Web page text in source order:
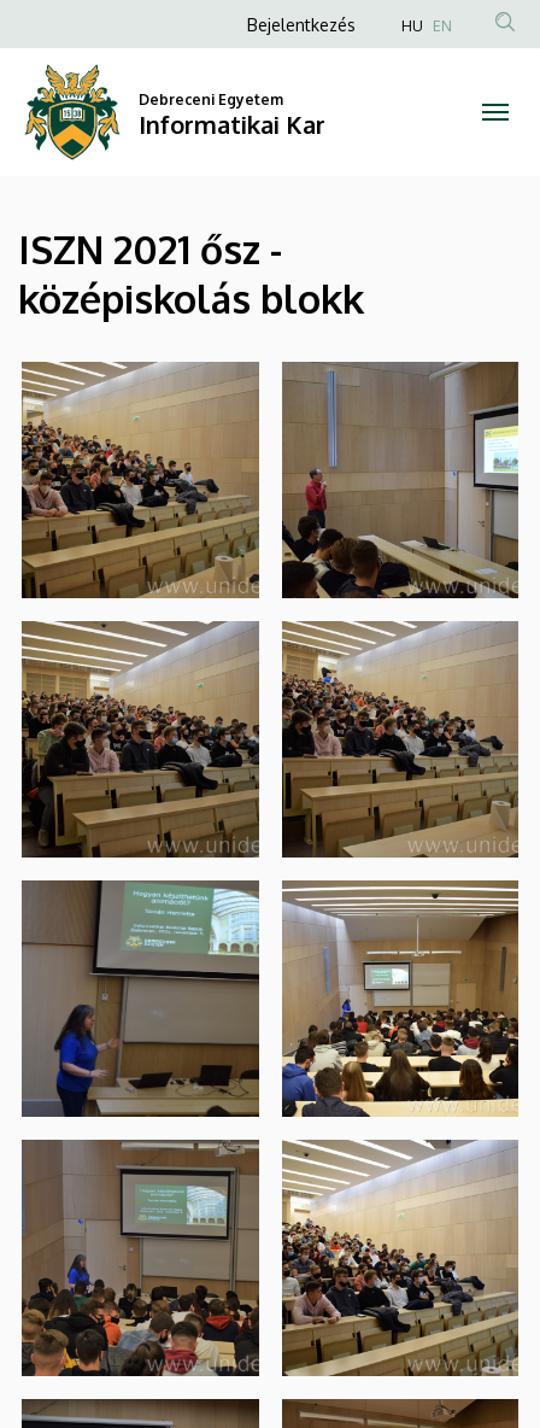
Informatikai
Kar
a
tartalomra
Anonim
fiók
menüje
Bejelentkezés HU EN
Debreceni Egyetem
Informatikai Kar
ISZN 2021 ősz -
középiskolás blokk